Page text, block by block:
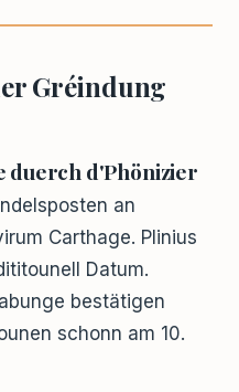
Gréindung
duerch d'Phönizier
an
Carthage. Plinius
Datum.
bestätigen
schonn am 10.